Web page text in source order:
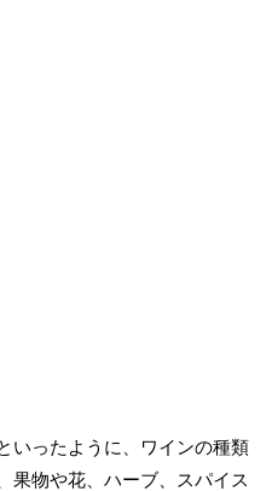
いったように、ワインの種類
果物や花、ハーブ、スパイス